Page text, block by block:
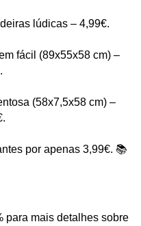
lúdicas – 4,99€.
fácil (89x55x58 cm) –
(58x7,5x58 cm) –
por apenas 3,99€. 📚
para mais detalhes sobre